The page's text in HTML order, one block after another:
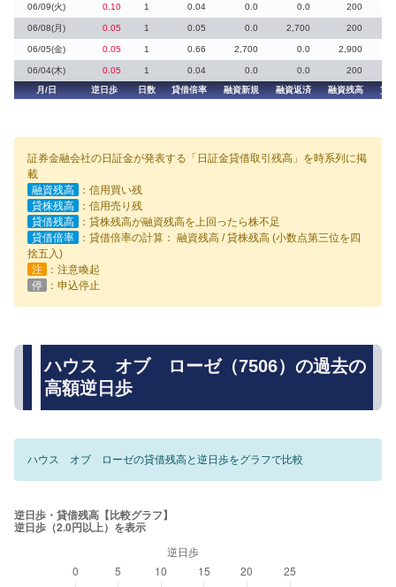
06/09(火) 0.10 1 0.04 0.0 0.0 200
06/08(月) 0.05 1 0.05 0.0 2,700 200
06/05(金) 0.05 1 0.66 2,700 0.0 2,900
06/04(木) 0.05 1 0.04 0.0 0.0
200
月/日
逆日歩 日数 貸借倍率 融資新規 融資返済 融資残高 貸
証券金融会社の日証金が発表する「日証金貸借取引残高」を時系列に掲
載
融資残高
：信用買い残
貸株残高
：信用売り残
貸借残高
：貸株残高が融資残高を上回ったら株不足
貸借倍率
：貸借倍率の計算： 融資残高 / 貸株残高 (小数点第三位を四
捨五入)
注
：注意喚起
停
：申込停止
ハウス オブ ローゼ（7506）の過去の
高額逆日歩
ハウス オブ ローゼの貸借残高と逆日歩をグラフで比較